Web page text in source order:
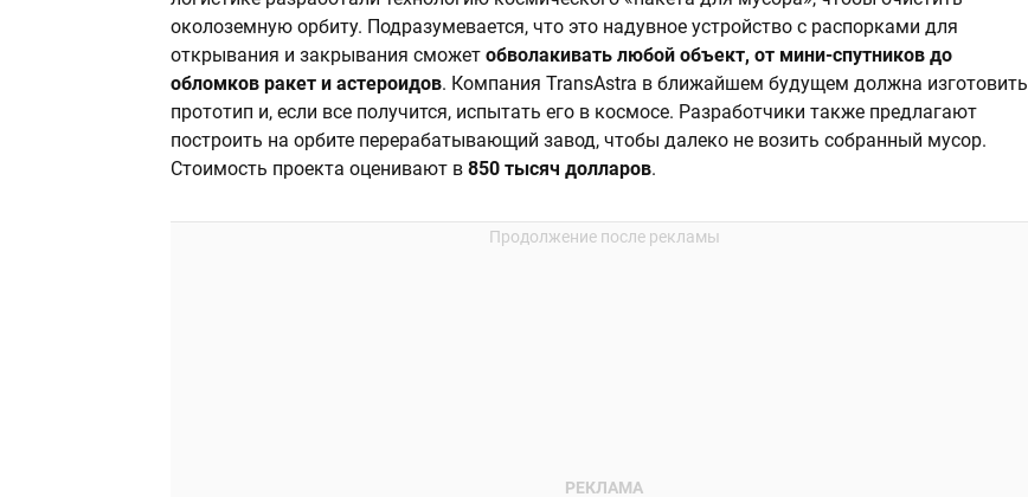
околоземную орбиту. Подразумевается, что это надувное устройство с распорками для
открывания и закрывания сможет обволакивать любой объект, от мини-спутников до
обломков ракет и астероидов. Компания TransAstra в ближайшем будущем должна изготовить
прототип и, если все получится, испытать его в космосе. Разработчики также предлагают
построить на орбите перерабатывающий завод, чтобы далеко не возить собранный мусор.
Стоимость проекта оценивают в 850 тысяч долларов.